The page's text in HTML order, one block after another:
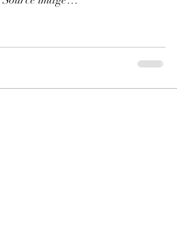
la joie de se retrouver entre
sur les belles découvertes
année. Fin du Festival